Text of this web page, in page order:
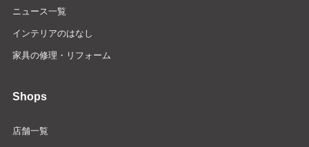
ニュース一覧
インテリアのはなし
家具の修理・リフォーム
Shops
店舗一覧